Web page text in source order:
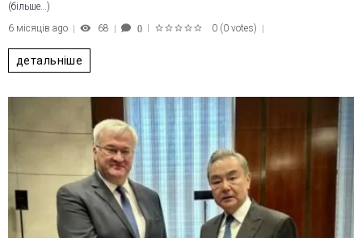
(більше…)
6 місяців ago
68 0 0 (0 votes)
детальніше